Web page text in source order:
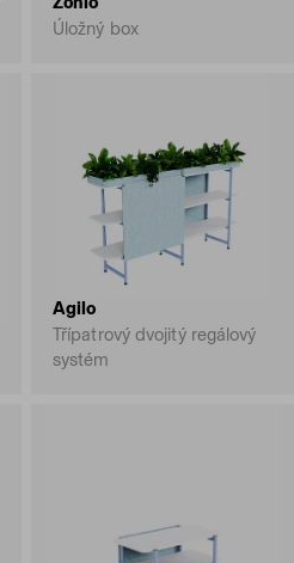
Úložný box
Agilo
Třípatrový dvojitý regálový
systém